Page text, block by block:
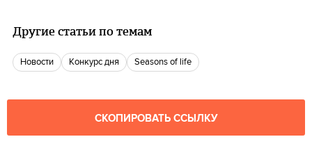
Другие статьи по темам
новости Конкурс дня seasons of life
СКОПИРОВАТЬ ССЫЛКУ